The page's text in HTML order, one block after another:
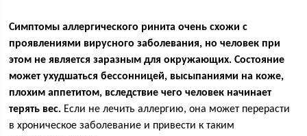
Симптомы аллергического ринита очень схожи с
проявлениями вирусного заболевания, но человек при
этом не является заразным для окружающих. Состояние
может ухудшаться бессонницей, высыпаниями на коже,
плохим аппетитом, вследствие чего человек начинает
терять вес. Если не лечить аллергию, она может перерасти
в хроническое заболевание и привести к таким